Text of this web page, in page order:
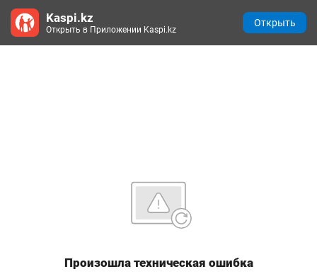
Произошла техническая ошибка
Kaspi.kz
Открыть в Приложении Kaspi.kz
Открыть